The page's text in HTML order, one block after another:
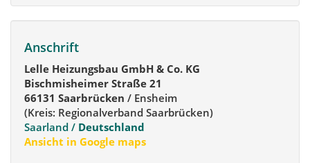
Anschrift
Lelle Heizungsbau GmbH & Co. KG
Bischmisheimer Straße 21
66131 Saarbrücken / Ensheim
(Kreis: Regionalverband Saarbrücken)
Saarland / Deutschland
Ansicht in Google maps